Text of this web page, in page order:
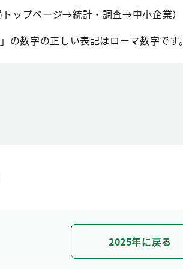
トップページ→統計・調査→中小企業）
数字の正しい表記はローマ数字です。
2025年に戻る